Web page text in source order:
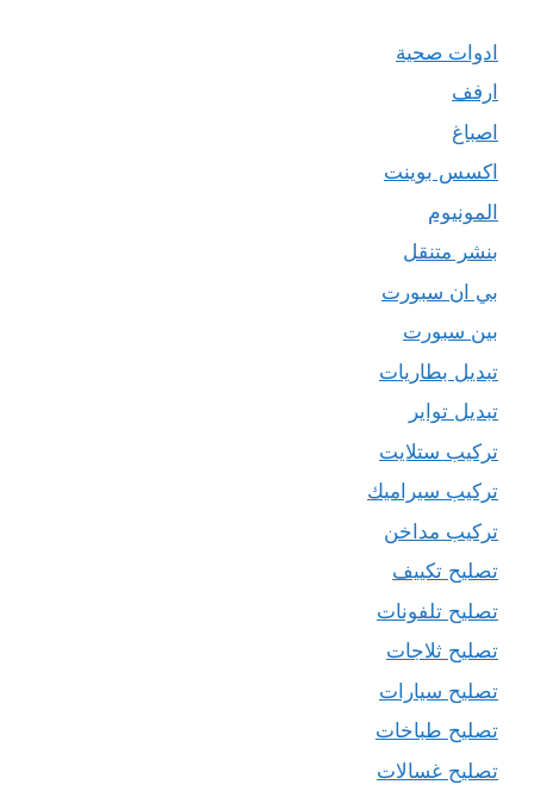
ادوات صحية
ارفف
اصباغ
اكسس بوينت
المونيوم
بنشر متنقل
بي ان سبورت
بين سبورت
تبديل بطاريات
تبديل تواير
تركيب ستلايت
تركيب سيراميك
تركيب مداخن
تصليح تكييف
تصليح تلفونات
تصليح ثلاجات
تصليح سيارات
تصليح طباخات
تصليح غسالات